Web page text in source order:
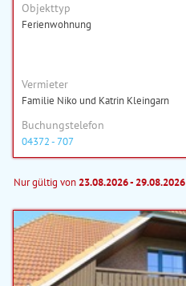
Objekttyp
Ferienwohnung
Vermieter
Familie Niko und Katrin Kleingarn
Buchungstelefon
04372 - 707
Nur gültig von23.08.2026 - 29.08.2026